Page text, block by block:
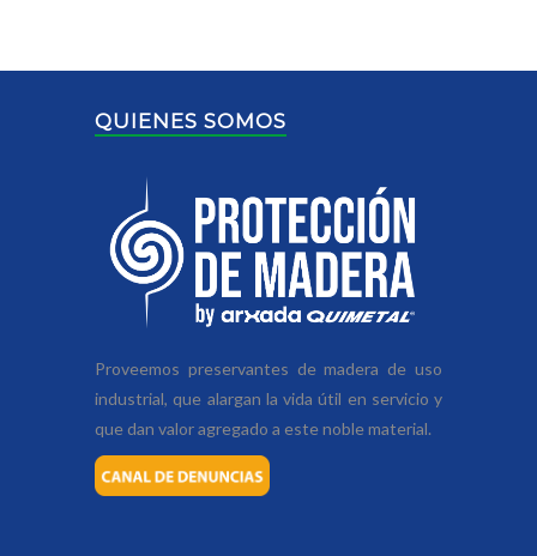
QUIENES SOMOS
Proveemos preservantes de madera de uso
industrial, que alargan la vida útil en servicio y
que dan valor agregado a este noble material.